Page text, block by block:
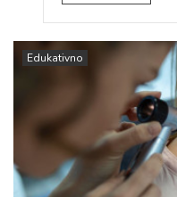
Edukativno